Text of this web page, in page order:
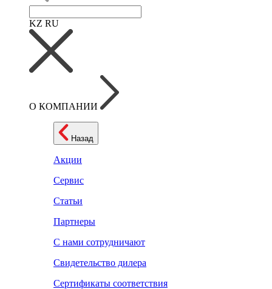
KZ RU
О КОМПАНИИ
Назад
Акции
Сервис
Статьи
Партнеры
С нами сотрудничают
Свидетельство дилера
Сертификаты соответствия